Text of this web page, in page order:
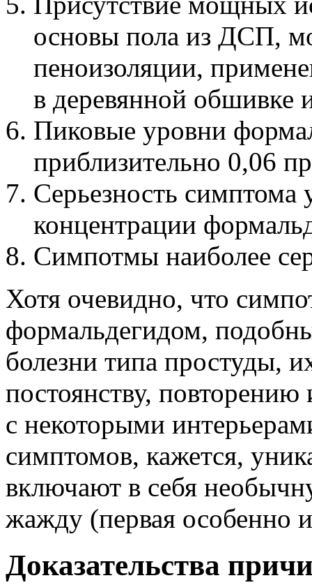
основы пола из ДСП,
пеноизоляции,
в деревянной обшивке
Пиковые уровни
приблизительно 0,06
Серьезность симптома
концентрации
Симпотмы наиболее
Хотя очевидно, что
формальдегидом,
болезни типа простуды,
постоянству,
с некоторыми
симптомов, кажется,
включают в себя
жажду (первая особенно
Доказательства